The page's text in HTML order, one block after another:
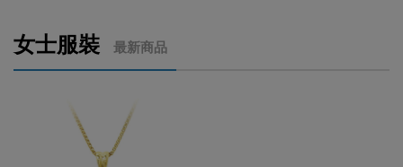
女士服裝 最新商品